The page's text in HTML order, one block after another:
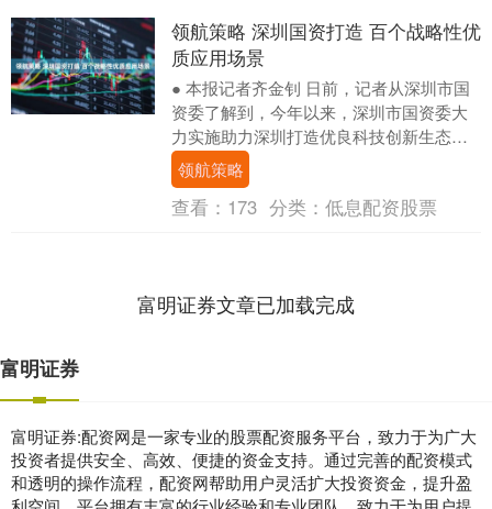
领航策略 深圳国资打造 百个战略性优
质应用场景
● 本报记者齐金钊 日前，记者从深圳市国
资委了解到，今年以来，深圳市国资委大
力实施助力深圳打造优良科技创新生态和
人才发展环境系列行动，促进科技创新和
产业创新深度....
领航策略
查看： 173 分类： 低息配资股票
富明证券文章已加载完成
富明证券
富明证券:配资网是一家专业的股票配资服务平台，致力于为广大
投资者提供安全、高效、便捷的资金支持。通过完善的配资模式
和透明的操作流程，配资网帮助用户灵活扩大投资资金，提升盈